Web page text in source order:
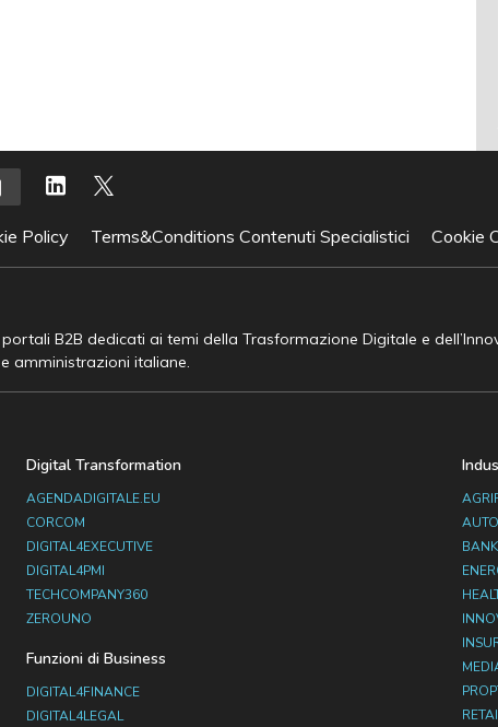
Policy Terms&Conditions Contenuti Specialistici Cookie
B2B dedicati ai temi della Trasformazione Digitale e
amministrazioni italiane.
Digital Transformation
AGENDADIGITALE.EU
CORCOM
DIGITAL4EXECUTIVE
DIGITAL4PMI
TECHCOMPANY360
ZEROUNO
Funzioni di Business
DIGITAL4FINANCE
DIGITAL4LEGAL